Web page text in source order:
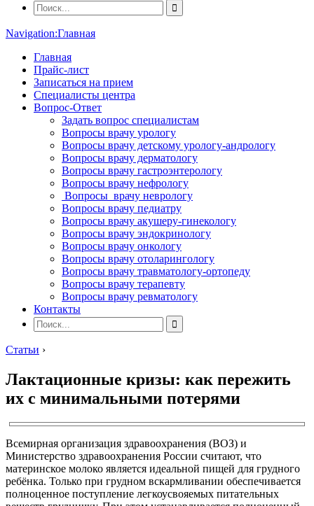
Navigation:Главная
Главная
Прайс-лист
Записаться на прием
Специалисты центра
Вопрос-Ответ
Задать вопрос специалистам
Вопросы врачу урологу
Вопросы врачу детскому урологу-андрологу
Вопросы врачу дерматологу
Вопросы врачу гастроэнтерологу
Вопросы врачу нефрологу
Вопросы врачу неврологу
Вопросы врачу педиатру
Вопросы врачу акушеру-гинекологу
Вопросы врачу эндокринологу
Вопросы врачу онкологу
Вопросы врачу отоларингологу
Вопросы врачу травматологу-ортопеду
Вопросы врачу терапевту
Вопросы врачу ревматологу
Контакты
Статьи ›
Лактационные кризы: как пережить
их с минимальными потерями
Всемирная организация здравоохранения (ВОЗ) и
Министерство здравоохранения России считают, что
материнское молоко является идеальной пищей для грудного
ребёнка. Только при грудном вскармливании обеспечивается
полноценное поступление легкоусвояемых питательных